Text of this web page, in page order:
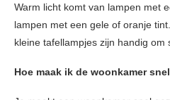
Warm licht komt van lampen met
lampen met een gele of oranje
kleine tafellampjes zijn handig om
Hoe maak ik de woonkamer